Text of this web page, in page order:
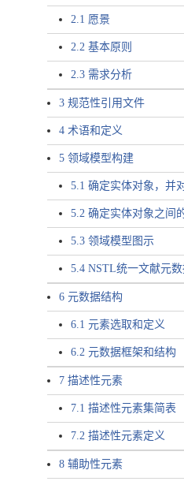
2.1 愿景
2.2 基本原则
2.3 需求分析
3 规范性引用文件
4 术语和定义
5 领域模型构建
5.1 确定实体对象，并
5.2 确定实体对象之间
5.3 领域模型图示
5.4 NSTL统一文献元
6 元数据结构
6.1 元素选取和定义
6.2 元数据框架和结构
7 描述性元素
7.1 描述性元素集简表
7.2 描述性元素定义
8 辅助性元素